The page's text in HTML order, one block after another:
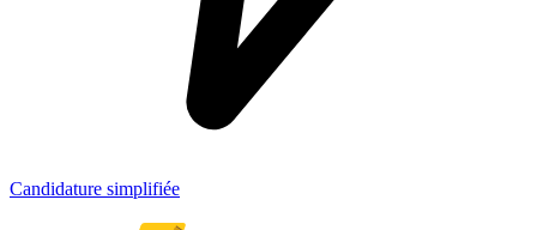
Candidature simplifiée